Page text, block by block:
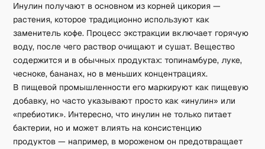
Инулин получают в основном из корней цикория —
растения, которое традиционно используют как
заменитель кофе. Процесс экстракции включает горячую
воду, после чего раствор очищают и сушат. Вещество
содержится и в обычных продуктах: топинамбуре, луке,
чесноке, бананах, но в меньших концентрациях.
В пищевой промышленности его маркируют как пищевую
добавку, но часто указывают просто как «инулин» или
«пребиотик». Интересно, что инулин не только питает
бактерии, но и может влиять на консистенцию
продуктов — например, в мороженом он предотвращает